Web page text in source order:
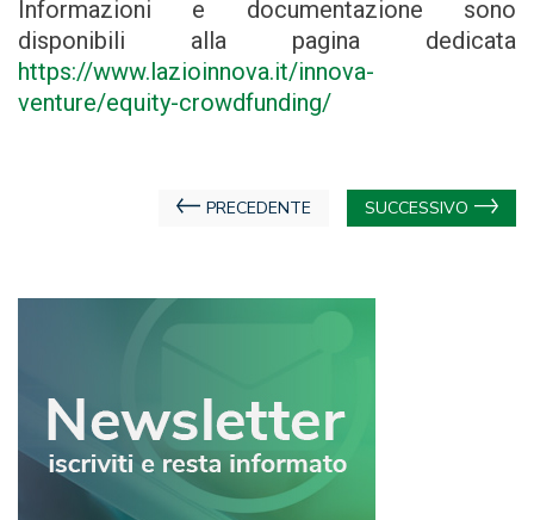
Informazioni e documentazione sono
disponibili alla pagina dedicata
https://www.lazioinnova.it/innova-
venture/equity-crowdfunding/
Navigazione
PRECEDENTE SUCCESSIVO